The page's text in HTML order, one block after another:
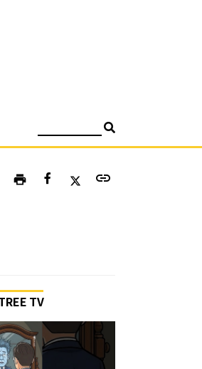
print link
TV